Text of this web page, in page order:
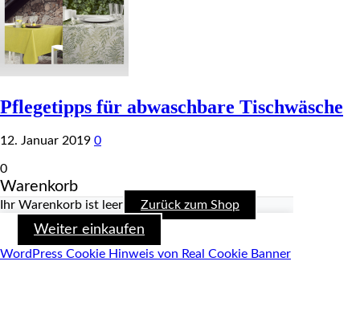
Pflegetipps für abwaschbare Tischwäsche
12. Januar 2019 0
0
Warenkorb
Ihr Warenkorb ist leer Zurück zum Shop
Weiter einkaufen
WordPress Cookie Hinweis von Real Cookie Banner